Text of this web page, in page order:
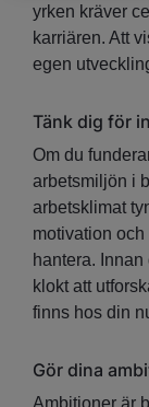
yrken kräver
karriären. Att
egen
Tänk dig för
Om du
arbetsmiljön i
arbetsklimat
motivation
hantera.
klokt att
finns hos din
Gör dina
Ambitioner är